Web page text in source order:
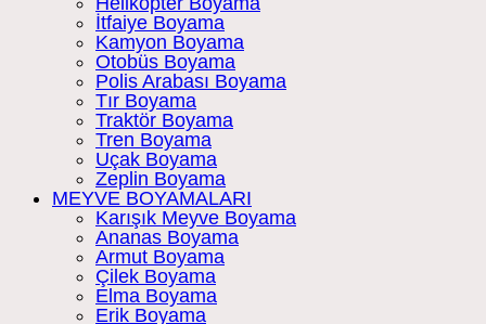
İtfaiye Boyama
Kamyon Boyama
Otobüs Boyama
Polis Arabası Boyama
Tır Boyama
Traktör Boyama
Tren Boyama
Uçak Boyama
Zeplin Boyama
MEYVE BOYAMALARI
Karışık Meyve Boyama
Ananas Boyama
Armut Boyama
Çilek Boyama
Elma Boyama
Erik Boyama